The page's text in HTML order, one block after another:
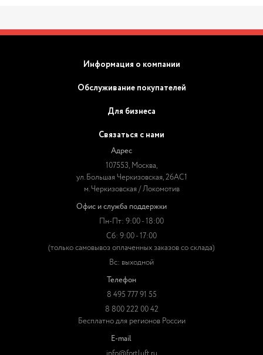
Информация о компании
Обслуживание покупателей
Для бизнеса
Связаться с нами
Адрес
107553, Москва,
ул. Большая Черкизовская, 26АС1
м. Черкизовская / Локомотив
Офис и служба поддержки
Пн-Пт: 9:00 - 18:00
Сб: 9:00 - 17:00
(только самовывоз оплаченных заказов со склада)
Вс: выходной
Телефон
8 495 777 91 55
8 800 222 00 42
Бесплатно для регионов России
E-mail